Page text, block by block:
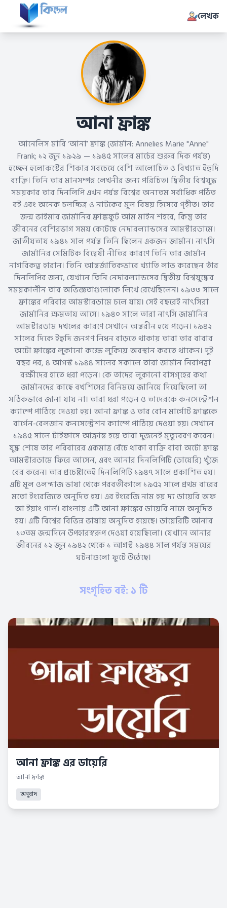
লেখক
আনা ফ্রাঙ্ক
আনেলিস মারি ‘আনা’ ফ্রাঙ্ক (জার্মান: Annelies Marie "Anne"
Frank; ১২ জুন ১৯২৯ — ১৯৪৫ সালের মার্চের শুরুর দিক পর্যন্ত)
হচ্ছেন হলোকস্টের শিকার সবচেয়ে বেশি আলোচিত ও বিখ্যাত ইহুদি
ব্যক্তি। তিনি তার মানসম্পন্ন লেখনীর জন্য পরিচিত। দ্বিতীয় বিশ্বযুদ্ধ
সময়কার তার দিনলিপি এখন পর্যন্ত বিশ্বের অন্যতম সর্বাধিক পঠিত
বই এবং অনেক চলচ্চিত্র ও নাটকের মূল বিষয় হিসেবে গৃহীত। তার
জন্ম ভাইমার জার্মানির ফ্রাঙ্কফুর্ট আম মাইন শহরে, কিন্তু তার
জীবনের বেশিরভাগ সময় কেটেছে নেদারল্যান্ডসের আমস্টারডামে।
জাতীয়তায় ১৯৪১ সাল পর্যন্ত তিনি ছিলেন একজন জার্মান। নাৎসি
জার্মানির সেমিটিক বিদ্বেষী নীতির কারণে তিনি তার জার্মান
নাগরিকত্ব হারান। তিনি আন্তর্জাতিকভাবে খ্যাতি লাভ করেছেন তাঁর
দিনলিপির জন্য, যেখানে তিনি নেদারল্যান্ডসের দ্বিতীয় বিশ্বযুদ্ধের
সময়কালীন তার অভিজ্ঞতাগুলোকে লিখে রেখেছিলেন। ১৯৩৩ সালে
ফ্রাঙ্কের পরিবার আমস্টারডামে চলে যায়। সেই বছরেই নাৎসিরা
জার্মানির ক্ষমতায় আসে। ১৯৪০ সালে তারা নাৎসি জার্মানির
আমস্টারডাম দখলের কারণে সেখানে অন্তরীন হয়ে পড়েন। ১৯৪২
সালের দিকে ইহুদি জনগণ নিধন বাড়তে থাকায় তারা তার বাবার
অটো ফ্রাঙ্কের লুকানো কক্ষে লুকিয়ে অবস্থান করতে থাকেন। দুই
বছর পর, ৪ আগস্ট ১৯৪৪ সালের সকালে তারা জার্মান নিরাপত্তা
রক্ষীদের হাতে ধরা পড়েন। কে তাদের লুকানো বাসগৃহের কথা
জার্মানদের কাছে বখশিসের বিনিময়ে জানিয়ে দিয়েছিলো তা
সঠিকভাবে জানা যায় না। তারা ধরা পড়েন ও তাদেরকে কনসেন্ট্রেশন
ক্যাম্পে পাঠিয়ে দেওয়া হয়। আনা ফ্রাঙ্ক ও তার বোন মার্গোট ফ্রাঙ্ককে
বার্গেন-বেলজান কনসেন্ট্রেশন ক্যাম্পে পাঠিয়ে দেওয়া হয়। সেখানে
১৯৪৫ সালে টাইফাসে আক্রান্ত হয়ে তারা দুজনেই মৃত্যুবরণ করেন।
যুদ্ধ শেষে তার পরিবারের একমাত্র বেঁচে থাকা ব্যক্তি বাবা অটো ফ্রাঙ্ক
আমস্টারডামে ফিরে আসেন, এবং আনার দিনলিপিটি (ডায়েরি) খুঁজে
বের করেন। তার প্রচেষ্টাতেই দিনলিপিটি ১৯৪৭ সালে প্রকাশিত হয়।
এটি মূল ওলন্দাজ ভাষা থেকে পরবর্তীকালে ১৯৫২ সালে প্রথম বারের
মতো ইংরেজিতে অনূদিত হয়। এর ইংরেজি নাম হয় দ্য ডায়েরি অফ
আ ইয়াং গার্ল। বাংলায় এটি আনা ফ্রাঙ্কের ডায়েরি নামে অনূদিত
হয়। এটি বিশ্বের বিভিন্ন ভাষায় অনূদিত হয়েছে। ডায়েরিটি আনার
১৩তম জন্মদিনে উপহারস্বরূপ দেওয়া হয়েছিলো। যেখানে আনার
জীবনের ১২ জুন ১৯৪২ থেকে ১ আগস্ট ১৯৪৪ সাল পর্যন্ত সময়ের
ঘটনাগুলো ফুটে উঠেছে।
সংগৃহিত বই: ১ টি
আনা ফ্রাঙ্ক এর ডায়েরি
আনা ফ্রাঙ্ক
অনুবাদ